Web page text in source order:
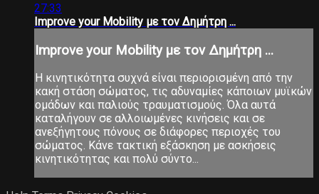
27:33
Improve your Mobility με τον Δημήτρη ...
Improve your Mobility με τον Δημήτρη ...
Η κινητικότητα συχνά είναι περιορισμένη από την
κακή στάση σώματος, τις αδυναμίες κάποιων μυϊκών
ομάδων και παλιούς τραυματισμούς. Όλα αυτά
καταλήγουν σε αλλοιωμένες κινήσεις και σε
ανεξήγητους πόνους σε διάφορες περιοχές του
σώματος. Κάνε τακτική εξάσκηση με ασκήσεις
κινητικότητας και πολύ σύντο...